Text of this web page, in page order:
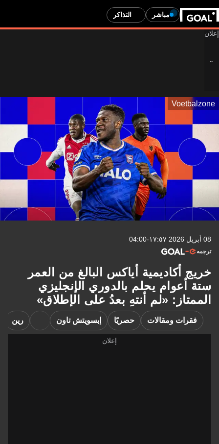
مباشر التذاكر
Voetbalzone
08 أبريل 2026 ١٧:٥٧-04:00
ترجمه
خريج أكاديمية أياكس البالغ من العمر
ستة أعوام يحلم بالدوري الإنجليزي
الممتاز: «لم أنتهِ بعدُ على الإطلاق»
فقرات ومقالات حصريًا إبسويتش تاون رين